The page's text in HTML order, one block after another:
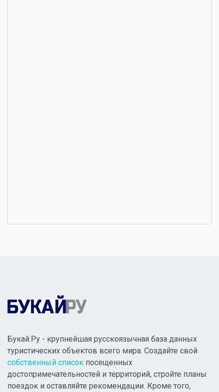
Букай.Ру - крупнейшая русскоязычная база данных
туристических объектов всего мира. Создайте свой
собственный список посещенных
достопримечательностей и территорий, стройте планы
поездок и оставляйте рекомендации. Кроме того,